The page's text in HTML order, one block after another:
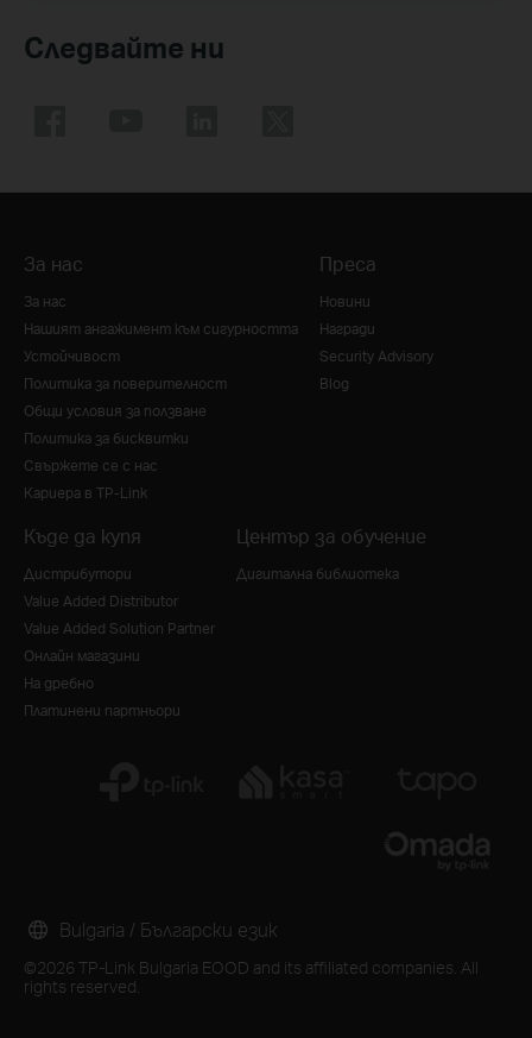
Следвайте ни
За нас
За нас
Нашият ангажимент към сигурността
Устойчивост
Политика за поверителност
Общи условия за ползване
Политика за бисквитки
Свържете се с нас
Кариера в TP-Link
Преса
Новини
Награди
Security Advisory
Blog
Къде да купя
Дистрибутори
Value Added Distributor
Value Added Solution Partner
Онлайн магазини
На дребно
Платинени партньори
Център за обучение
Дигитална библиотека
©2026 TP-Link Bulgaria EOOD and its affiliated companies. All
rights reserved.
Bulgaria / Български език